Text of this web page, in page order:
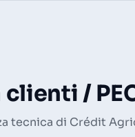
/
tecnica di Crédit